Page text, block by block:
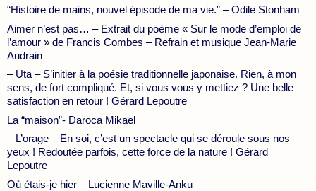
“Histoire de mains, nouvel épisode de ma vie.” – Odile Stonham
Aimer n’est pas… – Extrait du poème « Sur le mode d’emploi de
l’amour » de Francis Combes – Refrain et musique Jean-Marie
Audrain
– Uta – S’initier à la poésie traditionnelle japonaise. Rien, à mon
sens, de fort compliqué. Et, si vous vous y mettiez ? Une belle
satisfaction en retour ! Gérard Lepoutre
La “maison”- Daroca Mikael
– L’orage – En soi, c’est un spectacle qui se déroule sous nos
yeux ! Redoutée parfois, cette force de la nature ! Gérard
Lepoutre
Où étais-je hier – Lucienne Maville-Anku